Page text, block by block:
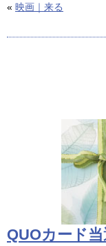
« 映画｜来る
QUOカード